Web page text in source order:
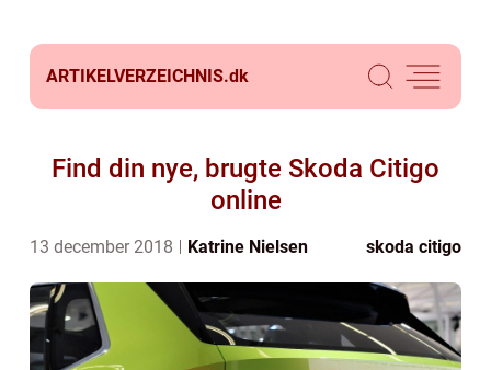
ARTIKELVERZEICHNIS.dk
Find din nye, brugte Skoda Citigo
online
13 december 2018 Katrine Nielsen skoda citigo